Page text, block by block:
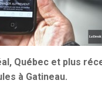
Québec et plus
à Gatineau.